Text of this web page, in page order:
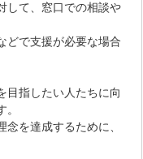
して、窓口での相談や
で支援が必要な場合
指したい人たちに向
を達成するために、